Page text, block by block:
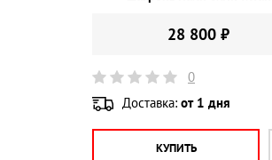
28 800 ₽
0
Доставка: от 1 дня
КУПИТЬ